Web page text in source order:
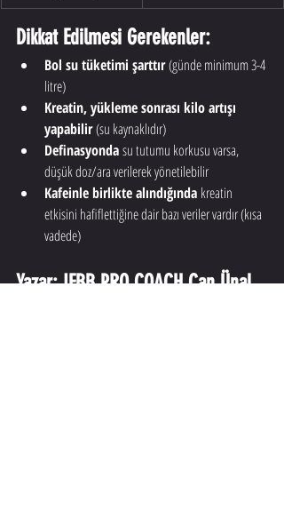
Dikkat Edilmesi Gerekenler:
Bol su tüketimi şarttır (günde minimum 3-4
litre)
Kreatin, yükleme sonrası kilo artışı
yapabilir (su kaynaklıdır)
Definasyonda su tutumu korkusu varsa,
düşük doz/ara verilerek yönetilebilir
Kafeinle birlikte alındığında kreatin
etkisini hafiflettiğine dair bazı veriler vardır (kısa
vadede)
Yazar: IFBB PRO COACH Can Ünal